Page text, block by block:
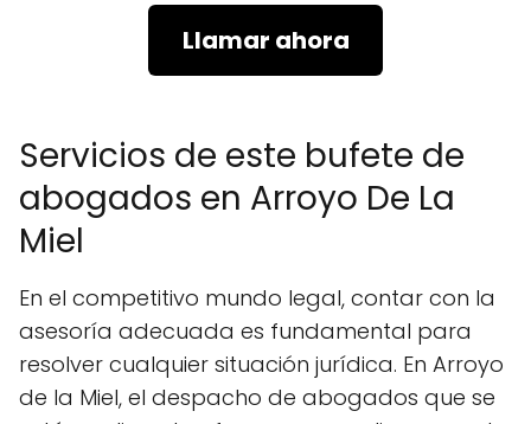
Llamar ahora
Servicios de este bufete de
abogados en Arroyo De La
Miel
En el competitivo mundo legal, contar con la
asesoría adecuada es fundamental para
resolver cualquier situación jurídica. En Arroyo
de la Miel, el despacho de abogados que se